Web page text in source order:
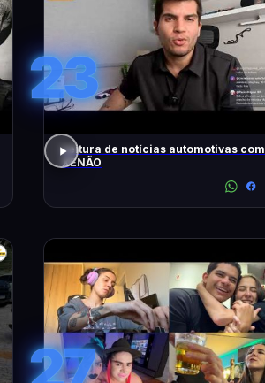
23
Leitura de notícias automotivas com
XENÃO
27